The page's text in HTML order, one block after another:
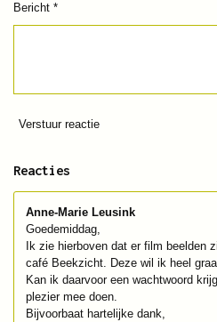
Bericht *
Verstuur reactie
Reacties
Anne-Marie Leusink
Goedemiddag,
Ik zie hierboven dat er film beelden
café Beekzicht. Deze wil ik heel
Kan ik daarvoor een wachtwoord
plezier mee doen.
Bijvoorbaat hartelijke dank,